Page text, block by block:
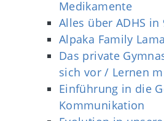
Medikamente
Alles über ADHS
Alpaka Family
Das private
sich vor / Lernen
Einführung in die
Kommunikation